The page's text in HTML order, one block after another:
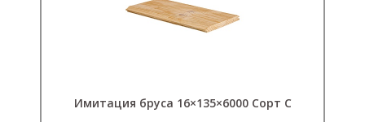
Имитация бруса 16×135×6000 Сорт С